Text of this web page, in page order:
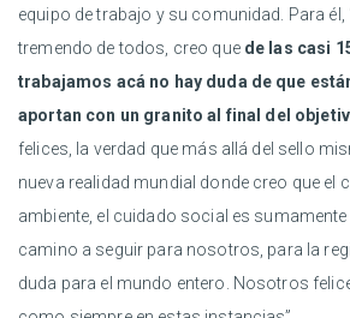
equipo de trabajo y su comunidad. Para él,
tremendo de todos, creo que de las casi
trabajamos acá no hay duda de que
aportan con un granito al final del
felices, la verdad que más allá del sello
nueva realidad mundial donde creo que el
ambiente, el cuidado social es sumamente
camino a seguir para nosotros, para la
duda para el mundo entero. Nosotros